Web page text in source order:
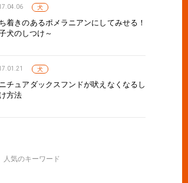
犬
着きのあるポメラニアンにしてみせる！
犬のしつけ～
犬
チュアダックスフンドが吠えなくなるし
方法
人気のキーワード